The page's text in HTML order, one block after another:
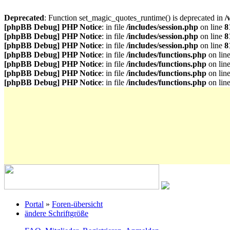
Deprecated: Function set_magic_quotes_runtime() is deprecated in /
[phpBB Debug] PHP Notice: in file /includes/session.php on line
[phpBB Debug] PHP Notice: in file /includes/session.php on line
[phpBB Debug] PHP Notice: in file /includes/session.php on line
[phpBB Debug] PHP Notice: in file /includes/functions.php on
[phpBB Debug] PHP Notice: in file /includes/functions.php on
[phpBB Debug] PHP Notice: in file /includes/functions.php on
[phpBB Debug] PHP Notice: in file /includes/functions.php on
Portal » Foren-übersicht
ändere Schriftgröße